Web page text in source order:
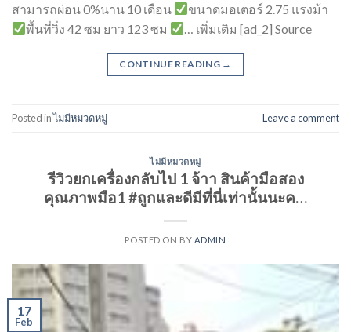
สามารถผ่อน 0%นาน 10 เดือน
ขนาดมอเตอร์ 2.75 แรงม้า
พื้นที่วิ่ง 42 ซม ยาว 123 ซม
… เพิ่มเติม [ad_2] Source
CONTINUE READING →
Posted inไม่มีหมวดหมู่ Leave a comment
ไม่มีหมวดหมู่
รีวิวยกเครื่องกลับไป 1 จ้าา สินค้ามือสอง
คุณภาพมือ1 #ถูกและดีมีที่นี่เท่านั้นนะค…
POSTED ON BY ADMIN
17
Feb